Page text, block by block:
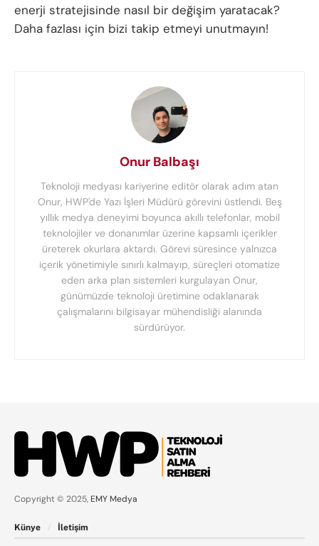
enerji stratejisinde nasıl bir değişim yaratacak?
Daha fazlası için bizi takip etmeyi unutmayın!
Onur Balbaşı
Teknoloji medyası kariyerine editör olarak adım atan
Onur, HWP'de Yazı İşleri Müdürü görevini üstlendi. Beş
yıllık medya deneyimi boyunca akıllı telefonlar, mobil
teknolojiler ve donanımlar üzerine kapsamlı içerikler
üreterek okurlara aktardı. Görevi süresince yalnızca
içerik yönetimiyle sınırlı kalmayıp, süreçleri otomatize
eden arka plan sistemleri kurgulayan Onur,
günümüzde teknoloji üretimine odaklanarak
çalışmalarını bilgisayar mühendisliği alanında
sürdürüyor.
Copyright © 2025, EMY Medya
Künye İletişim